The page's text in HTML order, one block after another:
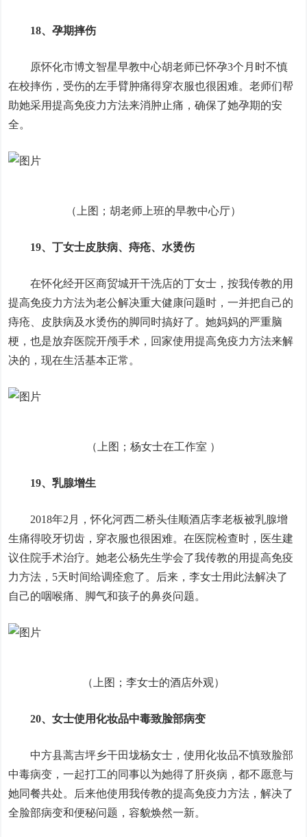
18、孕期摔伤
原怀化市博文智星早教中心胡老师已怀孕3个月时不慎
在校摔伤，受伤的左手臂肿痛得穿衣服也很困难。老师们帮
助她采用提高免疫力方法来消肿止痛，确保了她孕期的安
全。
（上图；胡老师上班的早教中心厅）
19、丁女士皮肤病、痔疮、水烫伤
在怀化经开区商贸城开干洗店的丁女士，按我传教的用
提高免疫力方法为老公解决重大健康问题时，一并把自己的
痔疮、皮肤病及水烫伤的脚同时搞好了。她妈妈的严重脑
梗，也是放弃医院开颅手术，回家使用提高免疫力方法来解
决的，现在生活基本正常。
（上图；杨女士在工作室 ）
19、乳腺增生
2018年2月，怀化河西二桥头佳顺酒店李老板被乳腺增
生痛得咬牙切齿，穿衣服也很困难。在医院检查时，医生建
议住院手术治疗。她老公杨先生学会了我传教的用提高免疫
力方法，5天时间给调痊愈了。后来，李女士用此法解决了
自己的咽喉痛、脚气和孩子的鼻炎问题。
（上图；李女士的酒店外观）
20、女士使用化妆品中毒致脸部病变
中方县蒿吉坪乡干田垅杨女士，使用化妆品不慎致脸部
中毒病变，一起打工的同事以为她得了肝炎病，都不愿意与
她同餐共处。后来他使用我传教的提高免疫力方法，解决了
全脸部病变和便秘问题，容貌焕然一新。